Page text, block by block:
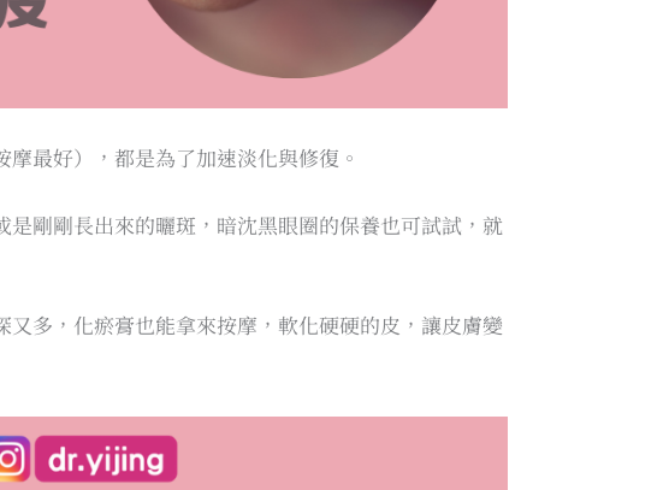
最好），都是為了加速淡化與修復。
剛剛長出來的曬斑，暗沈黑眼圈的保養也可試試，就
多，化瘀膏也能拿來按摩，軟化硬硬的皮，讓皮膚變